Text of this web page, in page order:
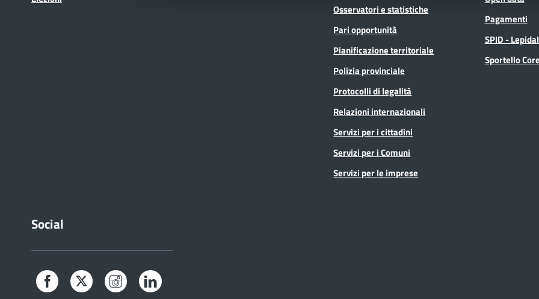
Osservatori e statistiche
Pari opportunità
Pianificazione territoriale
Polizia provinciale
Protocolli di legalità
Relazioni internazionali
Servizi per i cittadini
Servizi per i Comuni
Servizi per le imprese
Pagamenti
SPID -
Sportello
Social
Facebook Twitter Instagram